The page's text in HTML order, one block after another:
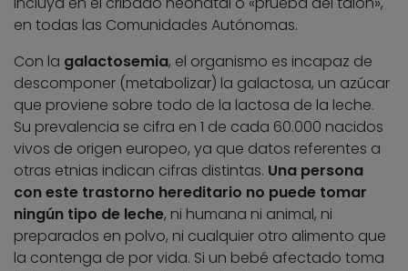
en todas las Comunidades Autónomas.
Con la galactosemia, el organismo es incapaz de
descomponer (metabolizar) la galactosa, un azúcar
que proviene sobre todo de la lactosa de la leche.
Su prevalencia se cifra en 1 de cada 60.000 nacidos
vivos de origen europeo, ya que datos referentes a
otras etnias indican cifras distintas. Una persona
con este trastorno hereditario no puede tomar
ningún tipo de leche, ni humana ni animal, ni
preparados en polvo, ni cualquier otro alimento que
la contenga de por vida. Si un bebé afectado toma